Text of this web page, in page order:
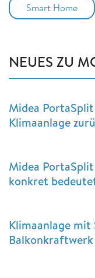
Smart Home
NEUES ZU
Midea
Klimaanlage
Midea
konkret
Klimaanlage mit